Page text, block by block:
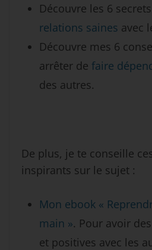
Découvre les 6
relations saines avec
Découvre mes 6
arrêter de faire
des autres.
De plus, je te conseille
inspirants sur le sujet :
Mon ebook «
main ». Pour avoir
et positives avec les